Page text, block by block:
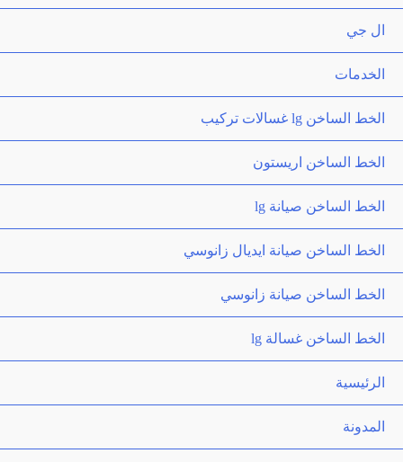
ال جي
الخدمات
الخط الساخن lg غسالات تركيب
الخط الساخن اريستون
الخط الساخن صيانة lg
الخط الساخن صيانة ايديال زانوسي
الخط الساخن صيانة زانوسي
الخط الساخن غسالة lg
الرئيسية
المدونة